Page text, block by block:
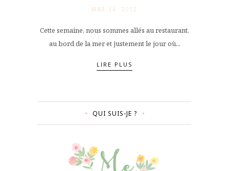
MAR 14. 2012
Cette semaine, nous sommes allés au restaurant,
au bord de la mer et justement le jour où...
LIRE PLUS
QUI SUIS-JE ?